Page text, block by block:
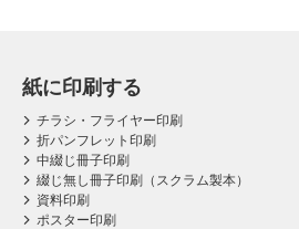
紙に印刷する
チラシ・フライヤー印刷
折パンフレット印刷
中綴じ冊子印刷
綴じ無し冊子印刷（スクラム製本）
資料印刷
ポスター印刷